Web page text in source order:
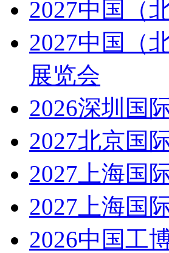
2027中国（
2027中国（
展览会
2026深圳国
2027北京国
2027上海国
2027上海国
2026中国工